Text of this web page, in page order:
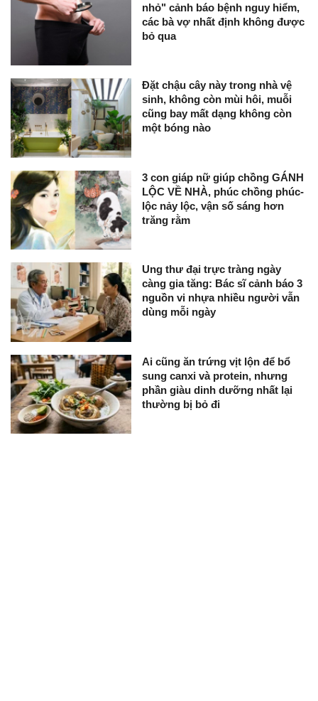
nhỏ" cảnh báo bệnh nguy hiểm,
các bà vợ nhất định không được
bỏ qua
Đặt chậu cây này trong nhà vệ
sinh, không còn mùi hôi, muỗi
cũng bay mất dạng không còn
một bóng nào
3 con giáp nữ giúp chồng GÁNH
LỘC VỀ NHÀ, phúc chồng phúc-
lộc nảy lộc, vận số sáng hơn
trăng rằm
Ung thư đại trực tràng ngày
càng gia tăng: Bác sĩ cảnh báo 3
nguồn vi nhựa nhiều người vẫn
dùng mỗi ngày
Ai cũng ăn trứng vịt lộn để bổ
sung canxi và protein, nhưng
phần giàu dinh dưỡng nhất lại
thường bị bỏ đi